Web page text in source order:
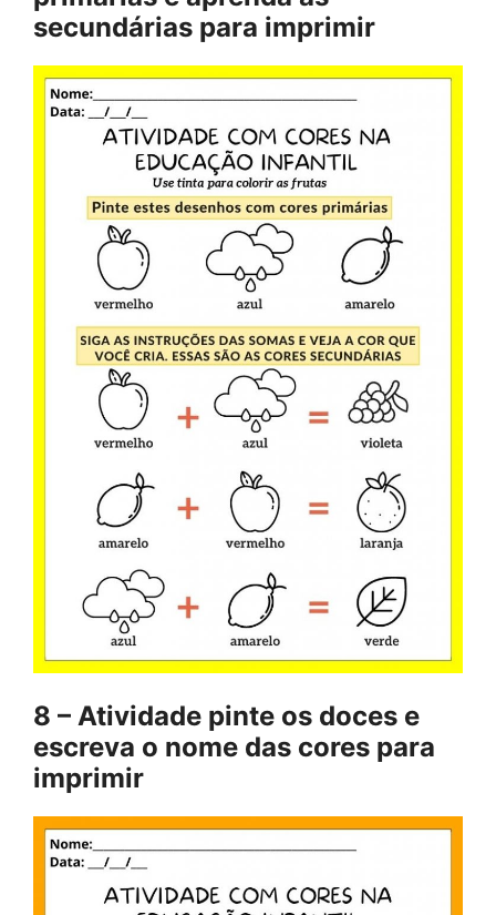
secundárias para imprimir
8 – Atividade pinte os doces e
escreva o nome das cores para
imprimir